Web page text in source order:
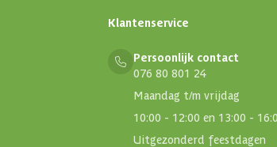
Klantenservice
Persoonlijk contact
076 80 801 24
Maandag t/m vrijdag
10:00 - 12:00 en 13:00 -
Uitgezonderd feestdagen